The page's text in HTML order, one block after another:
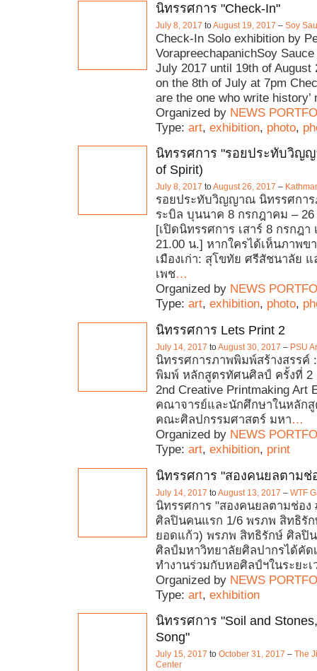
นิทรรศการ "Check-In"
July 8, 2017 toAugust 19, 2017 – Soy
Check-In Solo exhibition by
VorapreechapanichSoy
July 2017 until 19th of August
on the 8th of July at 7pm
are the one who write history’
Organized by NEWS
Type: art, exhibition, photo,
นิทรรศการ "รอยประทับวิญ
of Spirit)
July 8, 2017 toAugust 26, 2017 –
รอยประทับวิญญาณ นิทรรศการ
ระบิล บุนนาค 8 กรกฎาคม – 26
[เปิดนิทรรศการ เสาร์ 8 กรกฎา
21.00 น.] หากใครได้เห็นภาพข
เมืองเก่า: สุโขทัย ศรีสัชนาลัย แ
เพช…
Organized by NEWS
Type: art, exhibition, photo,
นิทรรศการ Lets Print 2
July 14, 2017 toAugust 30, 2017 – PSU
นิทรรศการภาพพิมพ์สร้างสรรค์
พิมพ์ หลักสูตรทัศนศิลป์ ครั้งที่ 2
2nd Creative Printmaking Art
คณาจารย์และนักศึกษาในหลัก
คณะศิลปกรรมศาสตร์ มหา…
Organized by NEWS
Type: art, exhibition, print
นิทรรศการ "สองคนยลตามช่
July 14, 2017 toAugust 13, 2017 – WTF
นิทรรศการ "สองคนยลตามช่อง
ศิลปินคนแรก 1/6 พรภพ สิทธิรัก
ยอดแก้ว) พรภพ สิทธิรักษ์ ศิลปิ
ศิลป์มหาวิทยาลัยศิลปากรได้คัด
ทำงานร่วมกับหอศิลป์ฯในระยะเ
Organized by NEWS
Type: art, exhibition
นิทรรศการ "Soil and
Song"
July 15, 2017 to October 31, 2017 – The
Center